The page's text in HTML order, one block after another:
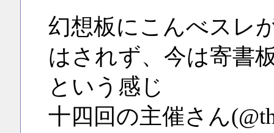
幻想板にこんべスレ
はされず、今は寄
という感じ
十四回の主催さん